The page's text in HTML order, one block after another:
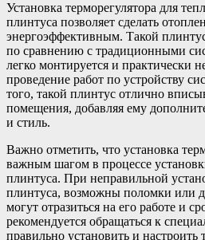
Установка терморегулятора для
плинтуса позволяет сделать
энергоэффективным. Такой
по сравнению с традиционными
легко монтируется и практически
проведение работ по устройству
того, такой плинтус отлично
помещения, добавляя ему
и стиль.
Важно отметить, что установка
важным шагом в процессе
плинтуса. При неправильной
плинтуса, возможны поломки или
могут отразиться на его работе и
рекомендуется обращаться к
правильно установить и настроить